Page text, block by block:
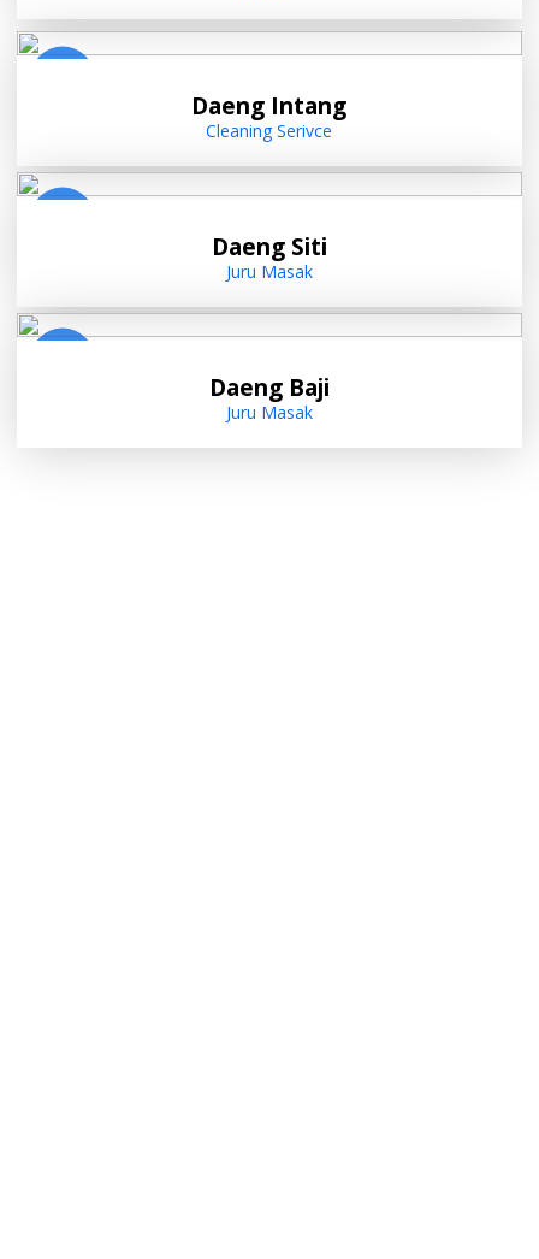
Daeng Intang
Cleaning Serivce
Daeng Siti
Juru Masak
Daeng Baji
Juru Masak